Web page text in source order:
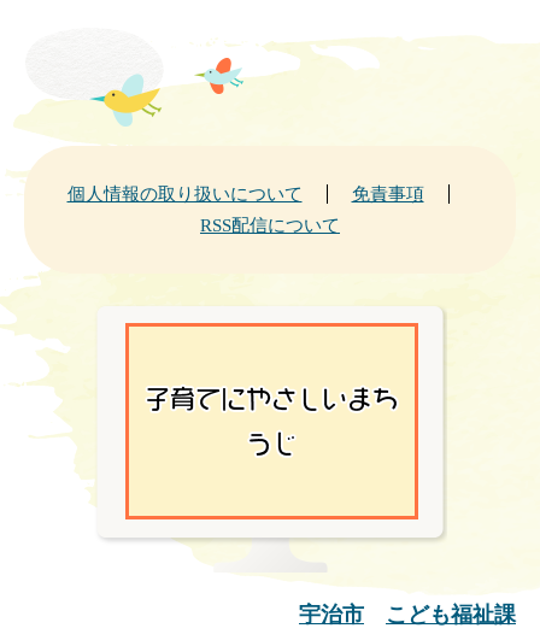
個人情報の取り扱いについて
免責事項
RSS配信について
宇治市 こども福祉課